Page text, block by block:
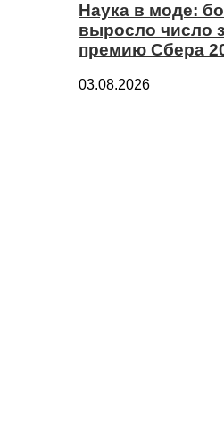
Наука в моде:
выросло число
премию Сбера
03.08.2026